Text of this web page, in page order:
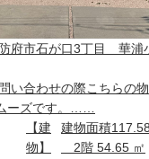
防府市石が口3丁目 華浦
い合わせの際こちらの
ーズです。……
【建
物】
建物面積
2階 54.65 ㎡